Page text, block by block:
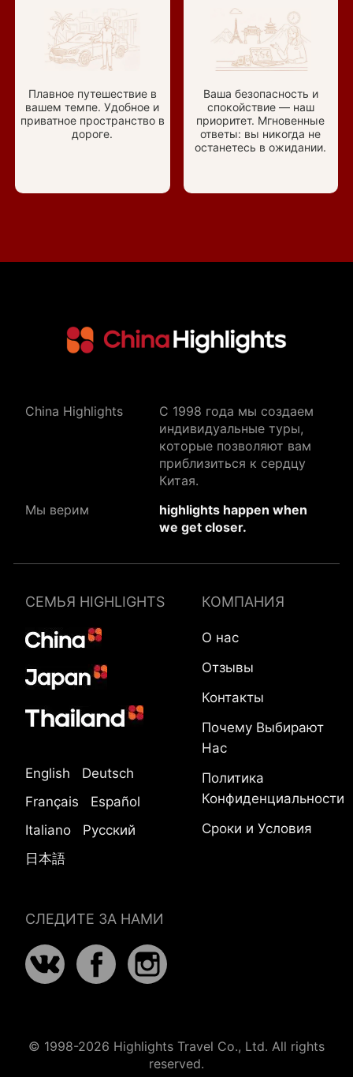
Плавное путешествие в
вашем темпе. Удобное и
приватное пространство в
дороге.
Ваша безопасность и
спокойствие — наш
приоритет. Мгновенные
ответы: вы никогда не
останетесь в ожидании.
China Highlights
C 1998 года мы создаем
индивидуальные туры,
которые позволяют вам
приблизиться к сердцу
Китая.
Мы верим
highlights happen when
we get closer.
СЕМЬЯ HIGHLIGHTS
English
Deutsch
Français
Español
Italiano
Русский
日本語
СЛЕДИТЕ ЗА НАМИ
КОМПАНИЯ
О нас
Отзывы
Контакты
Почему Выбирают
Нас
Политика
Конфиденциальности
Сроки и Условия
© 1998-2026 Highlights Travel Co., Ltd. All rights
reserved.